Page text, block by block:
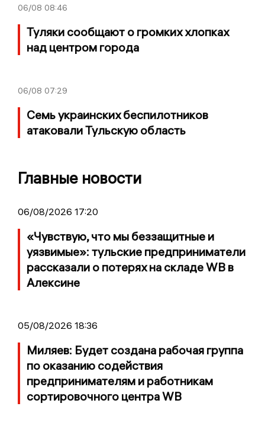
06/08 08:46
Туляки сообщают о громких хлопках
над центром города
06/08 07:29
Семь украинских беспилотников
атаковали Тульскую область
Главные новости
06/08/2026 17:20
«Чувствую, что мы беззащитные и
уязвимые»: тульские предприниматели
рассказали о потерях на складе WB в
Алексине
05/08/2026 18:36
Миляев: Будет создана рабочая группа
по оказанию содействия
предпринимателям и работникам
сортировочного центра WB